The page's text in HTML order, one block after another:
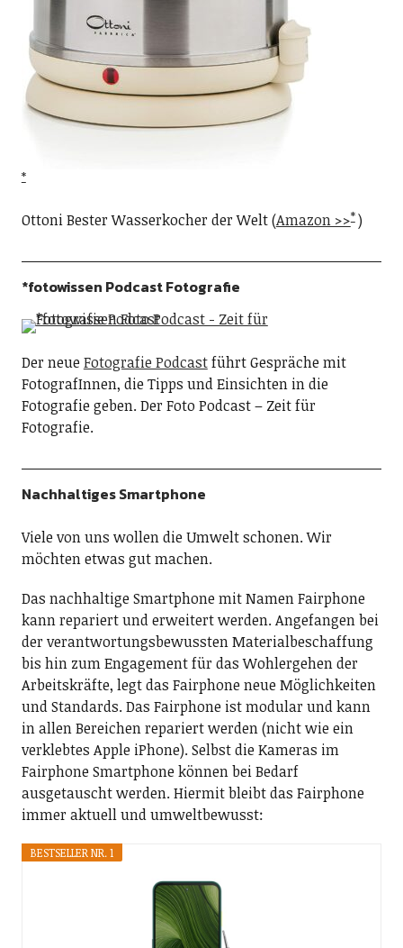
Ottoni Bester Wasserkocher der Welt (Amazon >> )
*fotowissen Podcast Fotografie
Der neueFotografie Podcastführt Gespräche mit
FotografInnen, die Tipps und Einsichten in die
Fotografie geben. Der Foto Podcast – Zeit für
Fotografie.
Nachhaltiges Smartphone
Viele von uns wollen die Umwelt schonen. Wir
möchten etwas gut machen.
Das nachhaltige Smartphone mit Namen Fairphone
kann repariert und erweitert werden. Angefangen bei
der verantwortungsbewussten Materialbeschaffung
bis hin zum Engagement für das Wohlergehen der
Arbeitskräfte, legt das Fairphone neue Möglichkeiten
und Standards. Das Fairphone ist modular und kann
in allen Bereichen repariert werden (nicht wie ein
verklebtes Apple iPhone). Selbst die Kameras im
Fairphone Smartphone können bei Bedarf
ausgetauscht werden. Hiermit bleibt das Fairphone
immer aktuell und umweltbewusst:
BESTSELLER NR. 1